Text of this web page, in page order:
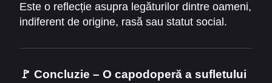
pentru el, cât și pentru lumea nedreaptă din jur.
Este o reflecție asupra legăturilor dintre oameni,
indiferent de origine, rasă sau statut social.
🚩 Concluzie – O capodoperă a sufletului